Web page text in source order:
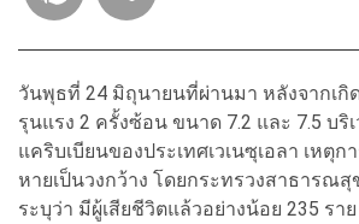
วันพุธที่ 24 มิถุนายนที่ผ่านมา หลังจากเกิ
รุนแรง 2 ครั้งซ้อน ขนาด 7.2 และ 7.5 บริ
แคริบเบียนของประเทศเวเนซุเอลา เหตุ
หายเป็นวงกว้าง โดยกระทรวงสาธารณสุ
ระบุว่า มีผู้เสียชีวิตแล้วอย่างน้อย 235 รา